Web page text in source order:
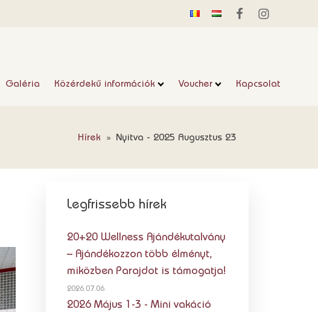
Galéria Közérdekű információk Voucher Kapcsolat
Hírek » Nyitva - 2025 Augusztus 23
Legfrissebb hírek
20+20 Wellness Ajándékutalvány
– Ajándékozzon több élményt,
miközben Parajdot is támogatja!
2026.07.06.
2026 Május 1-3 - Mini vakáció